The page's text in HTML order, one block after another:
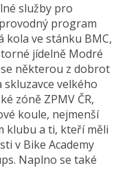
služby pro
program
ve stánku BMC,
jídelně Modré
některou z dobrot
skluzavce velkého
zóně ZPMV ČR,
koule, nejmenší
klubu a ti, kteří měli
v Bike Academy
Naplno se také